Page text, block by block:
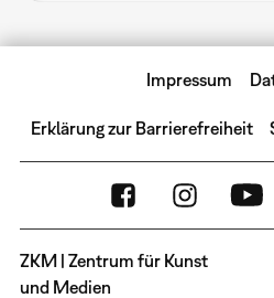
Impressum
Erklärung zur Barrierefreiheit
ZKM | Zentrum für Kunst
und Medien